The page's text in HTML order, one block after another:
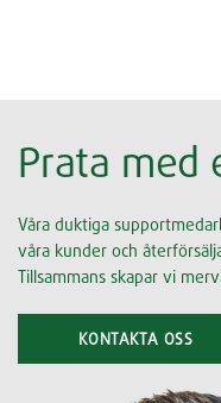
Prata med
Våra duktiga
våra kunder och
Tillsammans skapar vi
KONTAKTA OSS